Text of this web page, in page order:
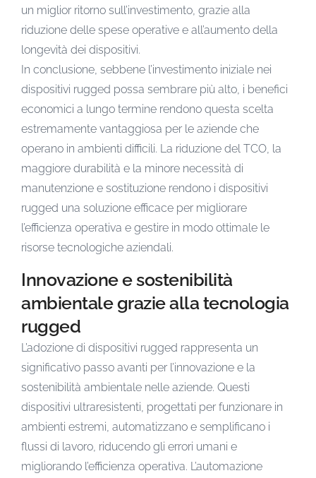
un miglior ritorno sull’investimento, grazie alla
riduzione delle spese operative e all’aumento della
longevità dei dispositivi.
In conclusione, sebbene l’investimento iniziale nei
dispositivi rugged possa sembrare più alto, i benefici
economici a lungo termine rendono questa scelta
estremamente vantaggiosa per le aziende che
operano in ambienti difficili. La riduzione del TCO, la
maggiore durabilità e la minore necessità di
manutenzione e sostituzione rendono i dispositivi
rugged una soluzione efficace per migliorare
l’efficienza operativa e gestire in modo ottimale le
risorse tecnologiche aziendali.
Innovazione e sostenibilità
ambientale grazie alla tecnologia
rugged
L’adozione di dispositivi rugged rappresenta un
significativo passo avanti per l’innovazione e la
sostenibilità ambientale nelle aziende. Questi
dispositivi ultraresistenti, progettati per funzionare in
ambienti estremi, automatizzano e semplificano i
flussi di lavoro, riducendo gli errori umani e
migliorando l’efficienza operativa. L’automazione